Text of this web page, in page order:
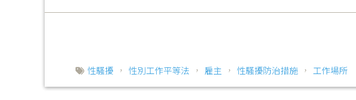
性騷擾 ， 性別工作平等法 ， 雇主 ， 性騷擾防治措施 ， 工作場所